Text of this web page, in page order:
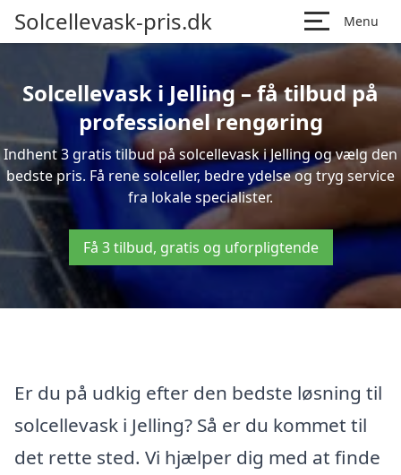
Solcellevask-pris.dk Menu
Solcellevask i Jelling – få tilbud på
professionel rengøring
Indhent 3 gratis tilbud på solcellevask i Jelling og vælg den
bedste pris. Få rene solceller, bedre ydelse og tryg service
fra lokale specialister.
Få 3 tilbud, gratis og uforpligtende
Er du på udkig efter den bedste løsning til
solcellevask i Jelling? Så er du kommet til
det rette sted. Vi hjælper dig med at finde